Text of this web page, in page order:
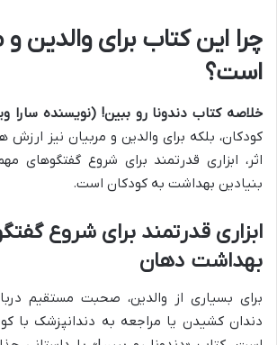
چرا این کتاب برای والدین و
است؟
خلاصه کتاب دندونا رو ببین! (نویسنده سارا
کودکان، بلکه برای والدین و مربیان نیز ارزش
اثر، ابزاری قدرتمند برای شروع گفتگوهای
بنیادین بهداشت به کودکان است.
ابزاری قدرتمند برای شروع
بهداشت دهان
برای بسیاری از والدین، صحبت مستقیم
دندان کشیدن یا مراجعه به دندانپزشک با